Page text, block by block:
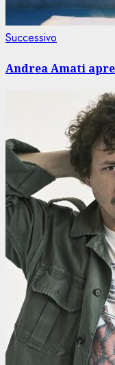
Successivo
Andrea Amati